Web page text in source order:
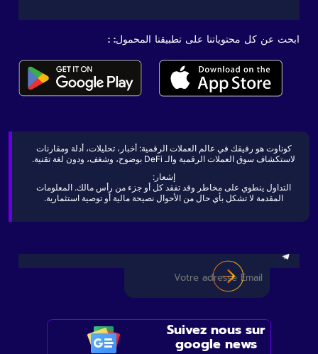
ابحث عن كل محتوياتنا على تطبيقنا المحمول: :
كوناوت هو رفيقك في عالم العملات الرقمية: أخبار، تحليلات، أدلة ومقارنات
لاستكشاف سوق العملات الرقمية والـ DeFi بوضوح، وشغف، ودون لغة تقنية.
إشعار:
التداول ينطوي على مخاطر وقد تفقد كل أو جزء من رأس مالك. المعلومات
المقدمة لا تشكل بأي حال من الأحوال نصيحة مالية أو توصية استثمارية.
Suivez nous sur
google news